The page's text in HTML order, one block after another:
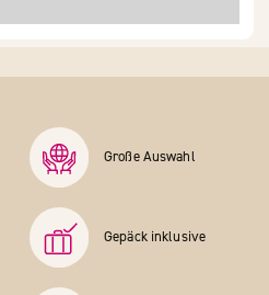
Große Auswahl
Gepäck inklusive